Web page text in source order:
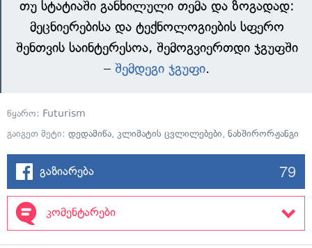
თუ სტატიაში განხილული თემა და ზოგადად:
მეცნიერებისა და ტექნოლოგიების სფერო
შენთვის საინტერესოა, შემოგვიერთდი ჯგუფში
– შემდეგი ჯგუფი.
წყარო: Futurism
გაიგეთ მეტი: დედამიწა, კლიმატის ცვლილებები, ნახშირორჟანგი
გაზიარება 79
კომენტარები